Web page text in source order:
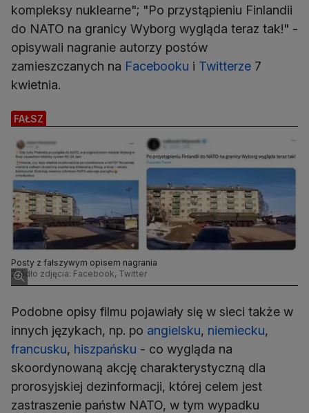
kompleksy nuklearne"; "Po przystąpieniu Finlandii
do NATO na granicy Wyborg wygląda teraz tak!" -
opisywali nagranie autorzy postów
zamieszczanych na Facebooku i Twitterze 7
kwietnia.
FAŁSZ
Posty z fałszywym opisem nagrania
Źródło zdjęcia: Facebook, Twitter
Podobne opisy filmu pojawiały się w sieci także w
innych językach, np. po angielsku, niemiecku,
francusku, hiszpańsku - co wygląda na
skoordynowaną akcję charakterystyczną dla
prorosyjskiej dezinformacji, której celem jest
zastraszenie państw NATO, w tym wypadku